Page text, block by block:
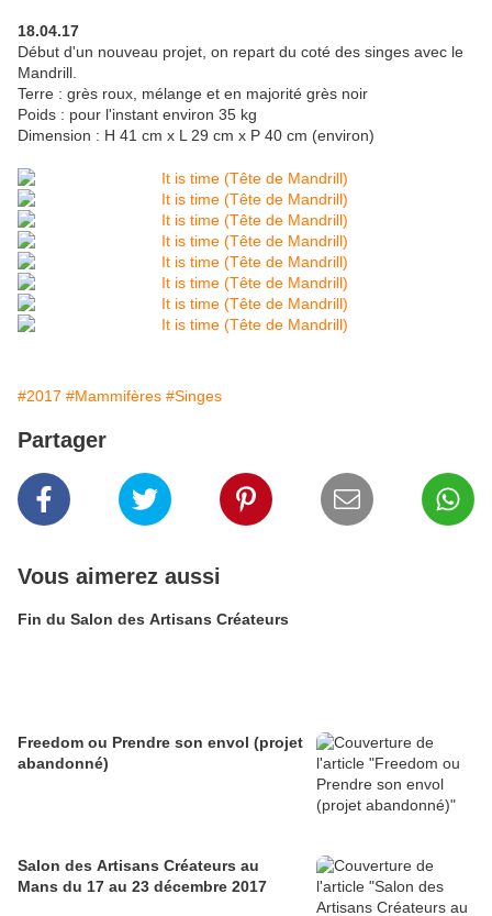
18.04.17
Début d'un nouveau projet, on repart du coté des singes avec le
Mandrill.
Terre : grès roux, mélange et en majorité grès noir
Poids : pour l'instant environ 35 kg
Dimension : H 41 cm x L 29 cm x P 40 cm (environ)
#2017 #Mammifères #Singes
Partager
Vous aimerez aussi
Fin du Salon des Artisans Créateurs
Freedom ou Prendre son envol (projet
abandonné)
Salon des Artisans Créateurs au
Mans du 17 au 23 décembre 2017